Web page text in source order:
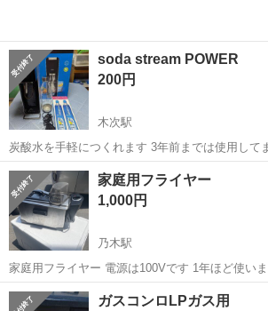
soda stream
200円
木次駅
炭酸水を手軽につくれます 3年前までは使用して
くなり 御蔵入りしてました ガスは空ボンベと
ルを食器乾燥機で若干変形してますが 特に問題
ガスがないので動作確認ができな...
島根 雲南市 木次駅 キッチン家電
家庭用フライヤー
1,000円
乃木駅
家庭用フライヤー 電源は100Vです 1年ほど使いま
立し、二人暮しではフライヤーまで必要なくなっ
て下さい
島根 松江市 キッチン家電
ガスコンロLPガス用